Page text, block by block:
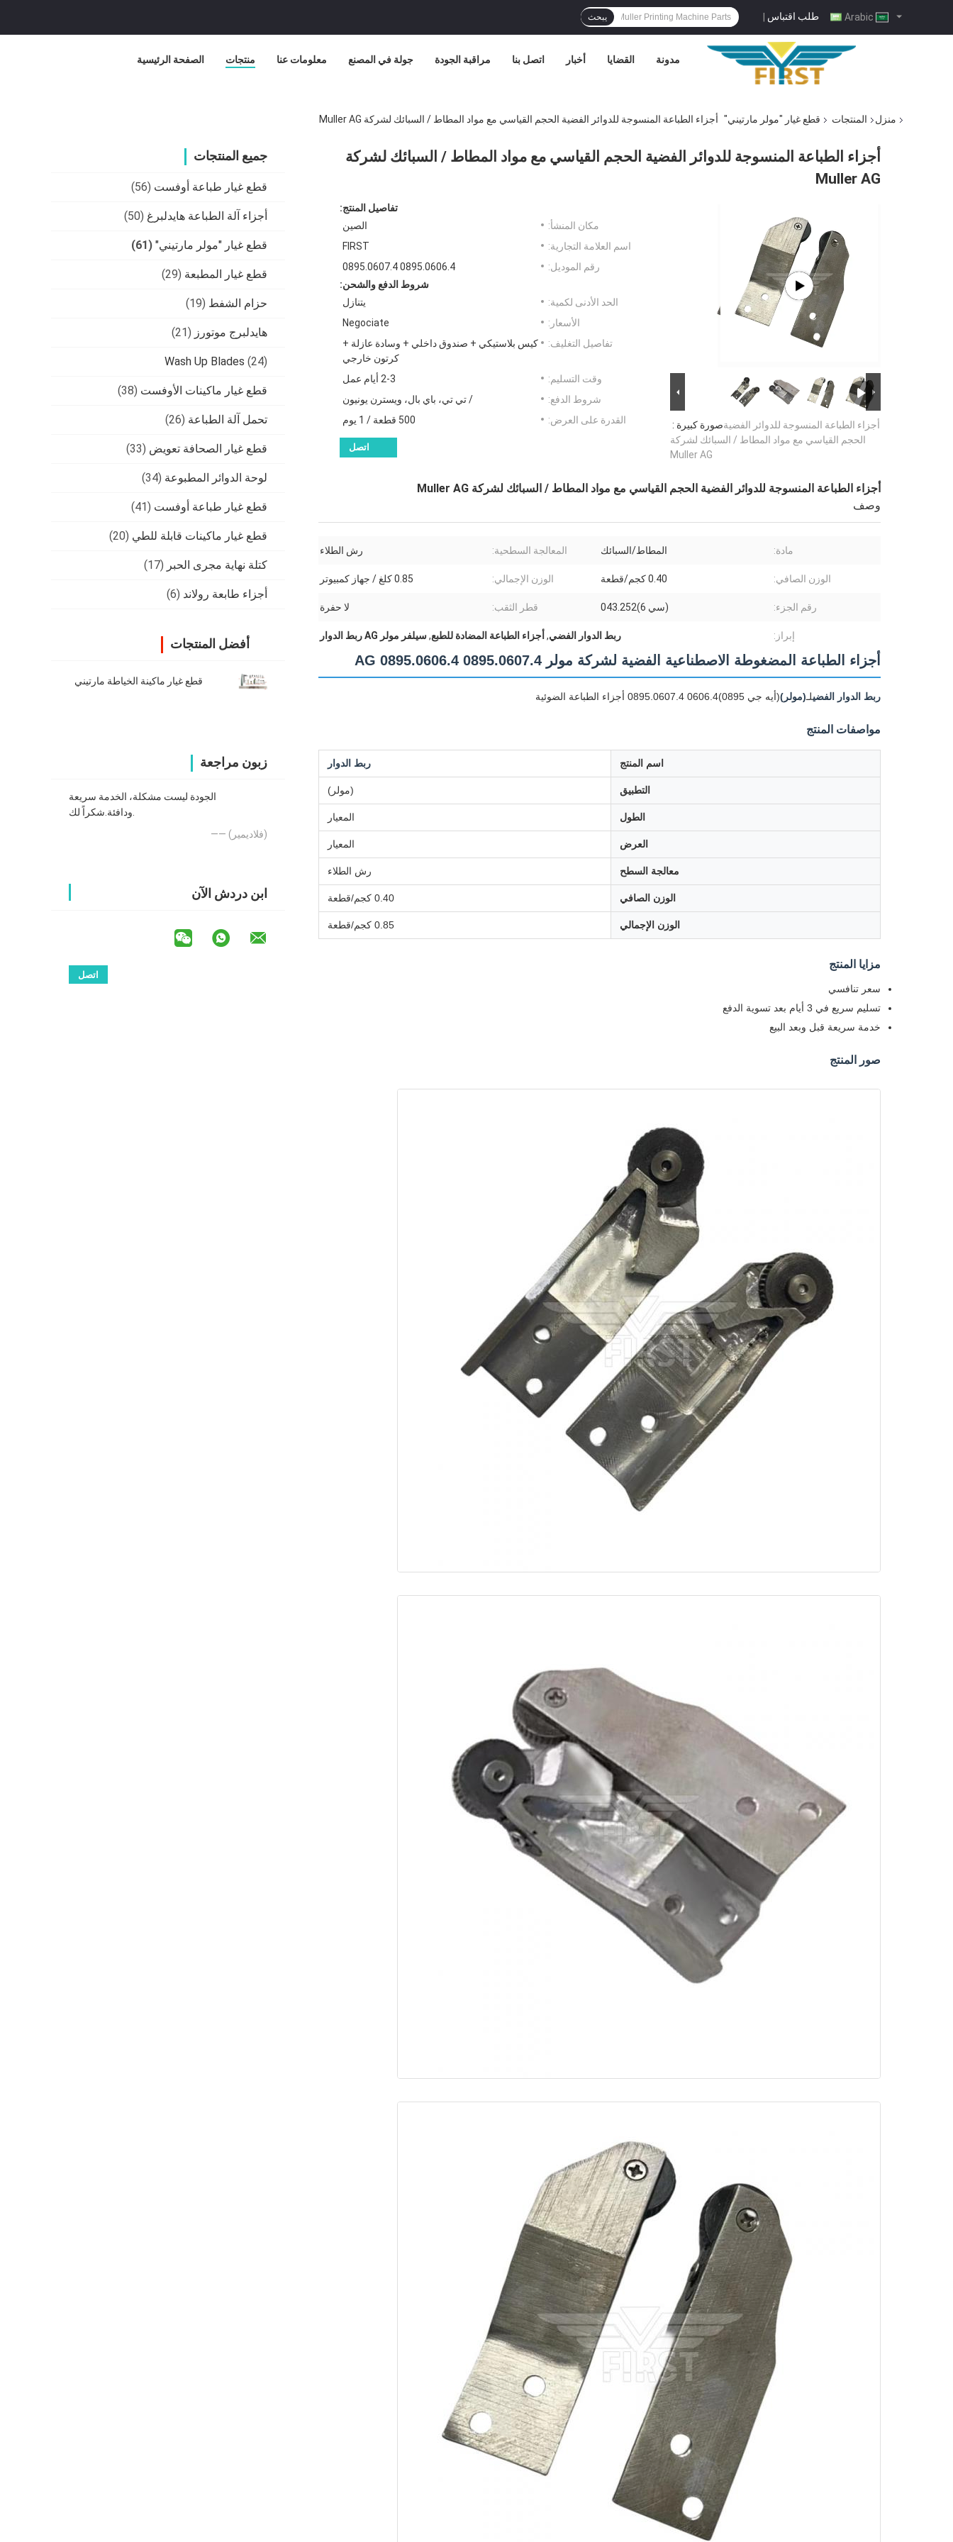
طلب اقتباس | يبحث
الصفحة الرئيسية منتجات معلومات عنا جولة في المصنع مراقبة الجودة اتصل بنا أخبار القضايا مدونة
منزل المنتجات قطع غيار "مولر مارتيني" أجزاء الطباعة المنسوجة للدوائر الفضية الحجم القياسي مع مواد المطاط / السبائك لشركة Muller AG
جميع المنتجات
قطع غيار طباعة أوفست (56)
أجزاء آلة الطباعة هايدلبرغ (50)
قطع غيار "مولر مارتيني" (61)
قطع غيار المطبعة (29)
حزام الشفط (19)
هايدلبرج موتورز (21)
Wash Up Blades (24)
قطع غيار ماكينات الأوفست (38)
تحمل آلة الطباعة (26)
قطع غيار الصحافة تعويض (33)
لوحة الدوائر المطبوعة (34)
قطع غيار طباعة أوفست (41)
قطع غيار ماكينات قابلة للطي (20)
كتلة نهاية مجرى الحبر (17)
أجزاء طابعة رولاند (6)
أفضل المنتجات
قطع غيار ماكينة الخياطة مارتيني
زبون مراجعة
الجودة ليست مشكلة، الخدمة سريعة
ودافئة.شكراً لك.
—— (فلاديمير)
ابن دردش الآن
أجزاء الطباعة المنسوجة للدوائر الفضية الحجم القياسي مع مواد المطاط / السبائك لشركة
Muller AG
صورة كبيرة :أجزاء الطباعة المنسوجة للدوائر الفضية
الحجم القياسي مع مواد المطاط / السبائك لشركة
Muller AG
تفاصيل المنتج:
مكان المنشأ:
الصين
اسم العلامة التجارية:
FIRST
رقم الموديل:
0895.0606.4 0895.0607.4
شروط الدفع والشحن:
الحد الأدنى لكمية:
يتنازل
الأسعار:
Negociate
تفاصيل التغليف:
كيس بلاستيكي + صندوق داخلي + وسادة عازلة +
كرتون خارجي
وقت التسليم:
2-3 أيام عمل
شروط الدفع:
/ تي تي، باي بال، ويسترن يونيون
القدرة على العرض:
500 قطعة / 1 يوم
اتصل
أجزاء الطباعة المنسوجة للدوائر الفضية الحجم القياسي مع مواد المطاط / السبائك لشركة Muller AG
وصف
مادة: المطاط/السبائك المعالجة السطحية: رش الطلاء
الوزن الصافي: 0.40 كجم/قطعة الوزن الإجمالي: 0.85 كلغ / جهاز كمبيوتر
رقم الجزء: (سي 6)043.252 قطر الثقب: لا حفرة
إبراز: ربط الدوار الفضي, أجزاء الطباعة المضادة للطبع,سيلفر مولر AG ربط الدوار
أجزاء الطباعة المضغوطة الاصطناعية الفضية لشركة مولر AG 0895.0606.4 0895.0607.4
ربط الدوار الفضيلـ(مولر)(أيه جي 0895)0606.4 0895.0607.4 أجزاء الطباعة الضوئية
مواصفات المنتج
اسم المنتج ربط الدوار
التطبيق (مولر)
الطول المعيار
العرض المعيار
معالجة السطح رش الطلاء
الوزن الصافي 0.40 كجم/قطعة
الوزن الإجمالي 0.85 كجم/قطعة
مزايا المنتج
سعر تنافسي
تسليم سريع في 3 أيام بعد تسوية الدفع
خدمة سريعة قبل وبعد البيع
صور المنتج